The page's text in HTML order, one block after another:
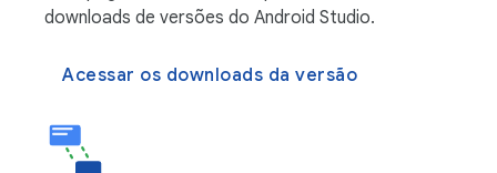
downloads de versões do Android Studio.
Acessar os downloads da versão